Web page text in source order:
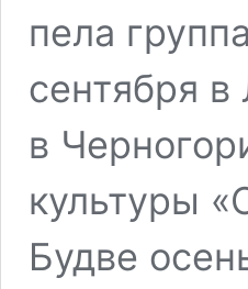
пела
сентября
в
культуры
Будве